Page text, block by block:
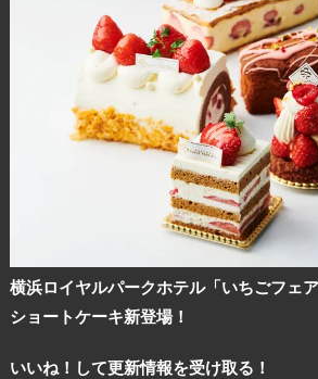
横浜ロイヤルパークホテル「いちごフェ
ショートケーキ新登場！
いいね！して更新情報を受け取る！